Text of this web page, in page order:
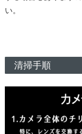
い。
清掃手順